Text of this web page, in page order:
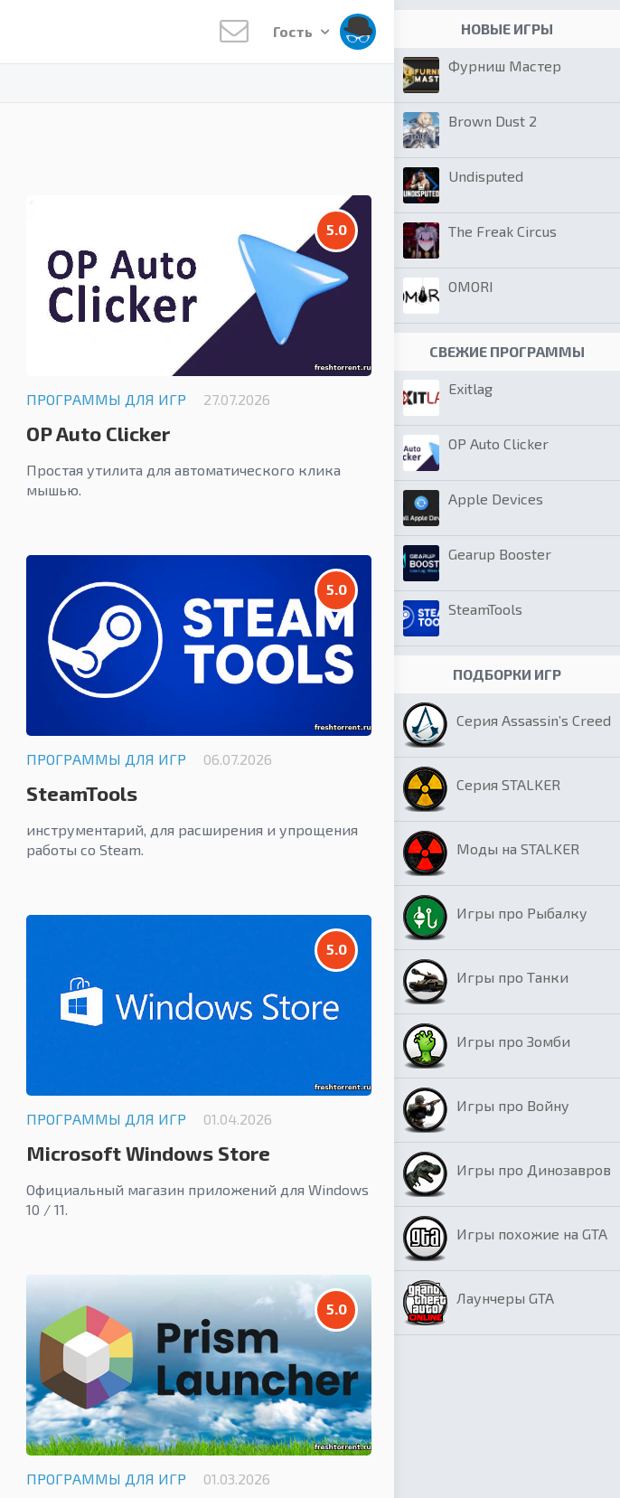
Гость
5.0
ПРОГРАММЫ ДЛЯ ИГР 27.07.2026
OP Auto Clicker
Простая утилита для автоматического клика
мышью.
5.0
ПРОГРАММЫ ДЛЯ ИГР 06.07.2026
SteamTools
инструментарий, для расширения и упрощения
работы со Steam.
5.0
ПРОГРАММЫ ДЛЯ ИГР 01.04.2026
Microsoft Windows Store
Официальный магазин приложений для Windows
10 / 11.
5.0
ПРОГРАММЫ ДЛЯ ИГР 01.03.2026
НОВЫЕ ИГРЫ
Фурниш Мастер
Brown Dust 2
Undisputed
The Freak Circus
OMORI
СВЕЖИЕ ПРОГРАММЫ
Exitlag
OP Auto Clicker
Apple Devices
Gearup Booster
SteamTools
ПОДБОРКИ ИГР
Серия Assassin’s Creed
Серия STALKER
Моды на STALKER
Игры про Рыбалку
Игры про Танки
Игры про Зомби
Игры про Войну
Игры про Динозавров
Игры похожие на GTA
Лаунчеры GTA